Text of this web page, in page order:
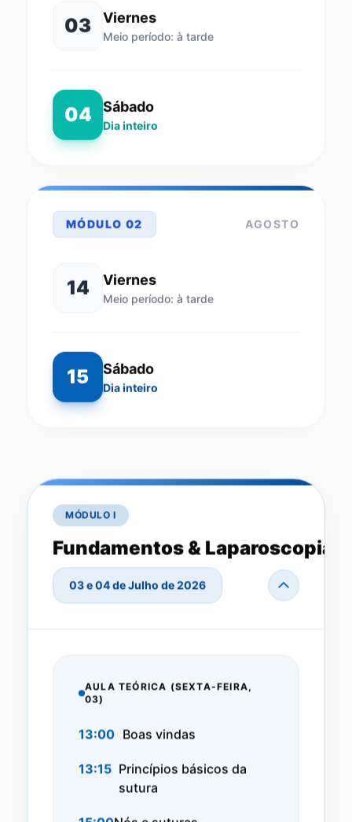
03 Viernes
Meio período: à tarde
04 Sábado
Dia inteiro
MÓDULO 02 AGOSTO
14 Viernes
Meio período: à tarde
15 Sábado
Dia inteiro
MÓDULO I
Fundamentos & Laparoscopia
03 e 04 de Julho de 2026
AULA TEÓRICA (SEXTA-FEIRA,
03)
13:00 Boas vindas
13:15 Princípios básicos da
sutura